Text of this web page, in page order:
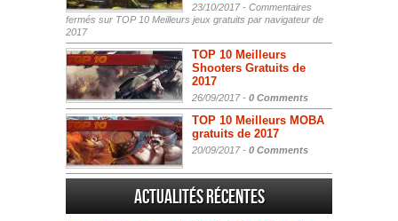
23/10/2017 - Commentaires
fermés sur TOP 10 Meilleurs jeux gratuits par navigateur de
2017
TOP 10 Meilleurs
Shooters Gratuits de
2017
26/09/2017 - 0 Comments
TOP 10 Meilleurs MOBA
gratuits de 2017
20/09/2017 - 0 Comments
Actualités Récentes